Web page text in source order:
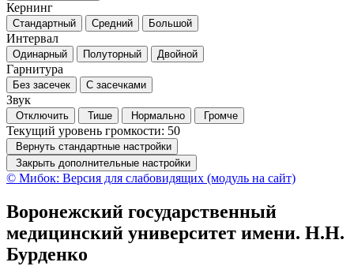
Кернинг
Стандартный Средний Большой
Интервал
Одинарный Полуторный Двойной
Гарнитура
Без засечек С засечками
Звук
Отключить Тише Нормально Громче
Текущий уровень громкости: 50
Вернуть стандартные настройки
Закрыть дополнительные настройки
© Мибок: Версия для слабовидящих (модуль на сайт)
Воронежский государственный
медицинский университет имени. Н.Н.
Бурденко